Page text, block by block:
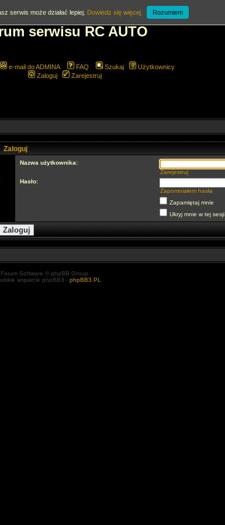
serwisu RC AUTO
e-mail do ADMINA FAQ Szukaj
Użytkownicy
Zaloguj
Zarejestruj
Zaloguj
Nazwa użytkownika:
Zarejestruj
Hasło:
Zapomniałem hasła
Zapamiętaj mnie
Ukryj mnie w tej sesji
Software © phpBB Group
wsparcie phpBB3 - phpBB3.PL
serwis może działać lepiej. Dowiedz się więcej Rozumiem